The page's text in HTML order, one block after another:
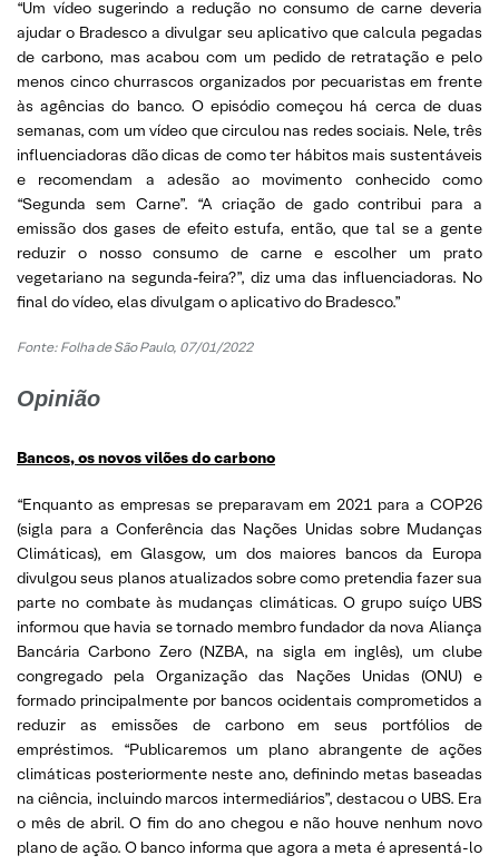
“Um vídeo sugerindo a redução no consumo de carne deveria
ajudar o Bradesco a divulgar seu aplicativo que calcula pegadas
de carbono, mas acabou com um pedido de retratação e pelo
menos cinco churrascos organizados por pecuaristas em frente
às agências do banco. O episódio começou há cerca de duas
semanas, com um vídeo que circulou nas redes sociais. Nele, três
influenciadoras dão dicas de como ter hábitos mais sustentáveis
e recomendam a adesão ao movimento conhecido como
“Segunda sem Carne”. “A criação de gado contribui para a
emissão dos gases de efeito estufa, então, que tal se a gente
reduzir o nosso consumo de carne e escolher um prato
vegetariano na segunda-feira?”, diz uma das influenciadoras. No
final do vídeo, elas divulgam o aplicativo do Bradesco.”
Fonte: Folha de São Paulo, 07/01/2022
Opinião
Bancos, os novos vilões do carbono
“Enquanto as empresas se preparavam em 2021 para a COP26
(sigla para a Conferência das Nações Unidas sobre Mudanças
Climáticas), em Glasgow, um dos maiores bancos da Europa
divulgou seus planos atualizados sobre como pretendia fazer sua
parte no combate às mudanças climáticas. O grupo suíço UBS
informou que havia se tornado membro fundador da nova Aliança
Bancária Carbono Zero (NZBA, na sigla em inglês), um clube
congregado pela Organização das Nações Unidas (ONU) e
formado principalmente por bancos ocidentais comprometidos a
reduzir as emissões de carbono em seus portfólios de
empréstimos. “Publicaremos um plano abrangente de ações
climáticas posteriormente neste ano, definindo metas baseadas
na ciência, incluindo marcos intermediários”, destacou o UBS. Era
o mês de abril. O fim do ano chegou e não houve nenhum novo
plano de ação. O banco informa que agora a meta é apresentá-lo